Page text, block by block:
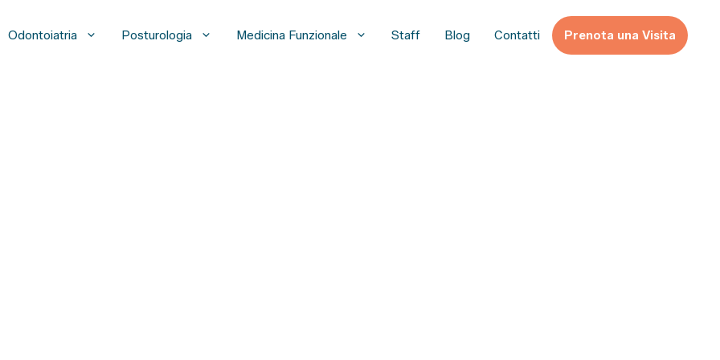
Odontoiatria Posturologia Medicina Funzionale Staff Blog Contatti Prenota una Visita